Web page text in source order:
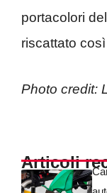
portacolori
riscattato
Photo credit:
Articoli